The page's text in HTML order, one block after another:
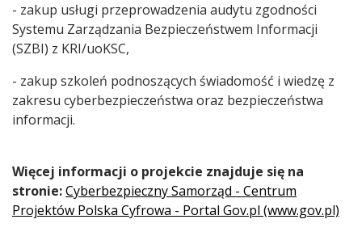
- zakup usługi przeprowadzenia audytu zgodności
Systemu Zarządzania Bezpieczeństwem Informacji
(SZBI) z KRI/uoKSC,
- zakup szkoleń podnoszących świadomość i wiedzę z
zakresu cyberbezpieczeństwa oraz bezpieczeństwa
informacji.
Więcej informacji o projekcie znajduje się na
stronie:Cyberbezpieczny Samorząd - Centrum
Projektów Polska Cyfrowa - Portal Gov.pl (www.gov.pl)